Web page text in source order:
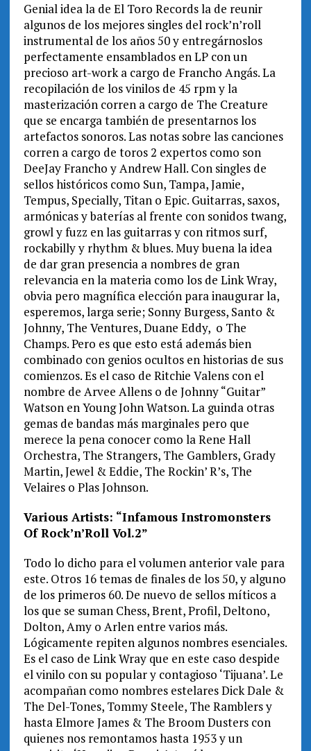
Genial idea la de El Toro Records la de reunir
algunos de los mejores singles del rock’n’roll
instrumental de los años 50 y entregárnoslos
perfectamente ensamblados en LP con un
precioso art-work a cargo de Francho Angás. La
recopilación de los vinilos de 45 rpm y la
masterización corren a cargo de The Creature
que se encarga también de presentarnos los
artefactos sonoros. Las notas sobre las canciones
corren a cargo de toros 2 expertos como son
DeeJay Francho y Andrew Hall. Con singles de
sellos históricos como Sun, Tampa, Jamie,
Tempus, Specially, Titan o Epic. Guitarras, saxos,
armónicas y baterías al frente con sonidos twang,
growl y fuzz en las guitarras y con ritmos surf,
rockabilly y rhythm & blues. Muy buena la idea
de dar gran presencia a nombres de gran
relevancia en la materia como los de Link Wray,
obvia pero magnífica elección para inaugurar la,
esperemos, larga serie; Sonny Burgess, Santo &
Johnny, The Ventures, Duane Eddy, o The
Champs. Pero es que esto está además bien
combinado con genios ocultos en historias de sus
comienzos. Es el caso de Ritchie Valens con el
nombre de Arvee Allens o de Johnny “Guitar”
Watson en Young John Watson. La guinda otras
gemas de bandas más marginales pero que
merece la pena conocer como la Rene Hall
Orchestra, The Strangers, The Gamblers, Grady
Martin, Jewel & Eddie, The Rockin’ R’s, The
Velaires o Plas Johnson.
Various Artists: “Infamous Instromonsters
Of Rock’n’Roll Vol.2”
Todo lo dicho para el volumen anterior vale para
este. Otros 16 temas de finales de los 50, y alguno
de los primeros 60. De nuevo de sellos míticos a
los que se suman Chess, Brent, Profil, Deltono,
Dolton, Amy o Arlen entre varios más.
Lógicamente repiten algunos nombres esenciales.
Es el caso de Link Wray que en este caso despide
el vinilo con su popular y contagioso ‘Tijuana’. Le
acompañan como nombres estelares Dick Dale &
The Del-Tones, Tommy Steele, The Ramblers y
hasta Elmore James & The Broom Dusters con
quienes nos remontamos hasta 1953 y un